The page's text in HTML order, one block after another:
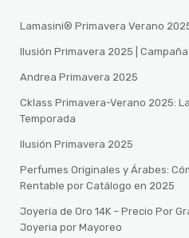
Lamasini® Primavera Verano
Ilusión Primavera 2025 |
Andrea Primavera 2025
Cklass Primavera-Verano 2025:
Temporada
Ilusión Primavera 2025
Perfumes Originales y Árabes:
Rentable por Catálogo en 2025
Joyería de Oro 14K – Precio Por
Joyeria por Mayoreo